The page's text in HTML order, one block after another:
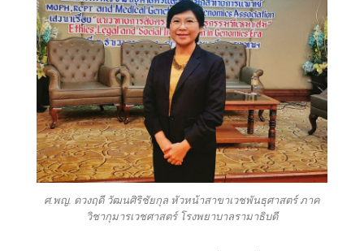
ศ.พญ. ดวงฤดี วัฒนศิริชัยกุล หัวหน้าสาขาเวชพันธุศาสตร์ ภาค
วิชากุมารเวชศาสตร์ โรงพยาบาลรามาธิบดี